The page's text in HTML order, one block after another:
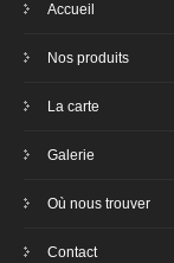
Accueil
Nos produits
La carte
Galerie
Où nous trouver
Contact